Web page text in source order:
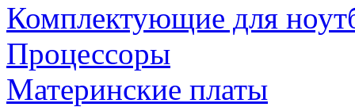
Комплектующие для
Процессоры
Материнские платы